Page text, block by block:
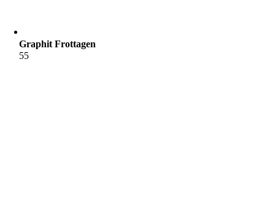
Graphit Frottagen
55